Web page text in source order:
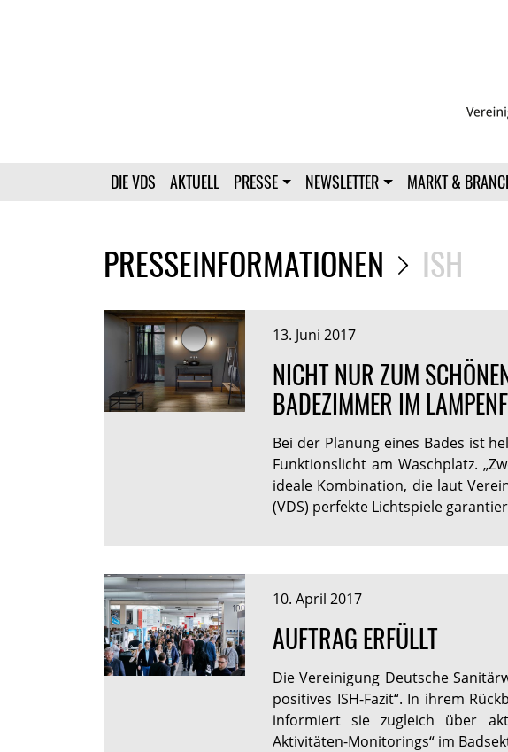
DIE VDS AKTUELL PRESSE NEWSLETTER MARKT &
PRESSEINFORMATIONEN ISH
13. Juni 2017
NICHT NUR ZUM
BADEZIMMER IM
Bei der Planung eines Bades ist
Funktionslicht am Waschplatz.
ideale Kombination, die laut
(VDS) perfekte Lichtspiele
10. April 2017
AUFTRAG ERFÜLLT
Die Vereinigung Deutsche
positives ISH-Fazit“. In ihrem
informiert sie zugleich über
Aktivitäten-Monitorings“ im